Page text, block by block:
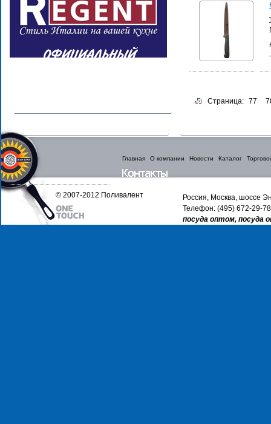
Страница: 77
Главная О компании Новости Каталог
Россия, Москва, шоссе
Телефон: (495) 672-29-
посуда оптом, посуда
© 2007-2012 Поливалент